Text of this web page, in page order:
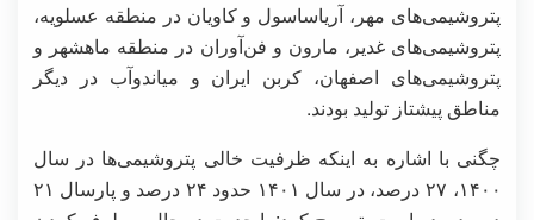
پتروشیمی‌های مهر، آریاساسول و کاویان در منطقه عسلویه،
پتروشیمی‌های غدیر، مارون و فن‌آوران در منطقه ماهشهر و
پتروشیمی‌های اصفهان، کربن ایران و میاندوآب در دیگر
مناطق پیشتاز تولید بودند.
چگنی با اشاره به اینکه ظرفیت خالی پتروشیمی‌ها در سال
۱۴۰۰، ۲۷ درصد، در سال ۱۴۰۱ حدود ۲۴ درصد و پارسال ۲۱